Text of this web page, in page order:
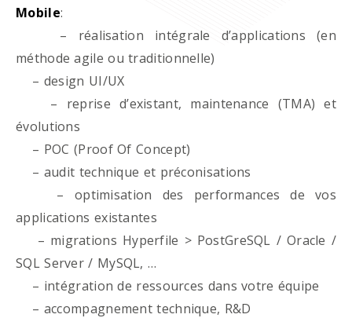
Mobile:
– réalisation intégrale d’applications (en
méthode agile ou traditionnelle)
– design UI/UX
– reprise d’existant, maintenance (TMA) et
évolutions
– POC (Proof Of Concept)
– audit technique et préconisations
– optimisation des performances de vos
applications existantes
– migrations Hyperfile > PostGreSQL / Oracle /
SQL Server / MySQL, …
– intégration de ressources dans votre équipe
– accompagnement technique, R&D